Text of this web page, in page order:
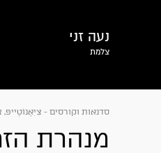
נעה זני
צלמת
סדנאות וקורסים - צִיִאָנוֹטָייפּ,
מנהרת